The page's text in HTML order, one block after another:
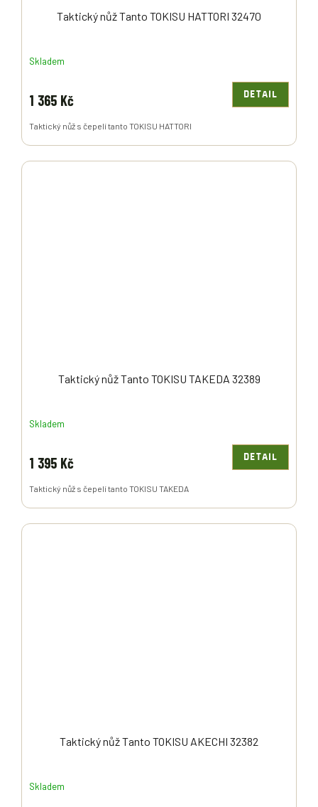
Taktický nůž Tanto TOKISU HATTORI 32470
Skladem
1 365 Kč DETAIL
Taktický nůž s čepelí tanto TOKISU HATTORI
Taktický nůž Tanto TOKISU TAKEDA 32389
Skladem
1 395 Kč DETAIL
Taktický nůž s čepelí tanto TOKISU TAKEDA
Taktický nůž Tanto TOKISU AKECHI 32382
Skladem